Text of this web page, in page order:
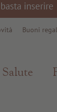
Buoni
Salute